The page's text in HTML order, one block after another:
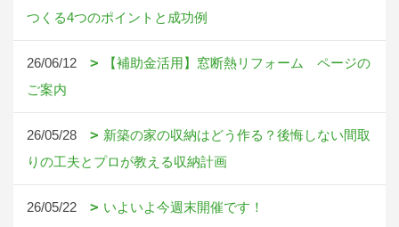
つくる4つのポイントと成功例
26/06/12
【補助金活用】窓断熱リフォーム ページの
ご案内
26/05/28
新築の家の収納はどう作る？後悔しない間取
りの工夫とプロが教える収納計画
26/05/22 いよいよ今週末開催です！